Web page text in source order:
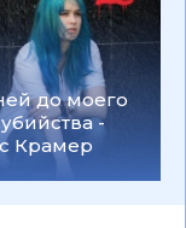
до моего
-
Крамер